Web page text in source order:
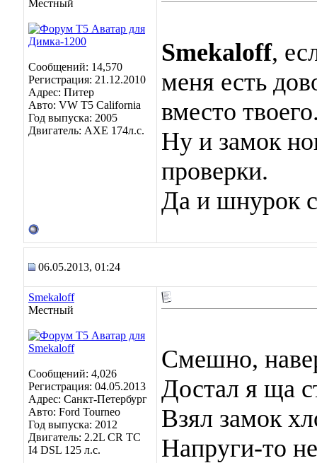
Местный
Сообщений: 14,570
Регистрация: 21.12.2010
Адрес: Питер
Авто: VW T5 California
Год выпуска: 2005
Двигатель: AXE 174л.с.
Smekaloff,
меня есть
вместо
Ну и замок
проверки.
Да и шнурок
06.05.2013, 01:24
Smekaloff
Местный
Сообщений: 4,026
Регистрация: 04.05.2013
Адрес: Санкт-Петербург
Авто: Ford Tourneo
Год выпуска: 2012
Двигатель: 2.2L CR TC
I4 DSL 125 л.с.
Смешно,
Достал я ща
Взял замок
Напруги-то